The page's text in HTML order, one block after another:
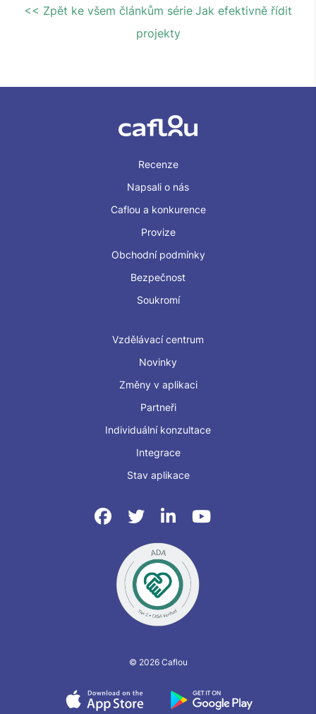
<< Zpět ke všem článkům série Jak efektivně řídit
projekty
Recenze
Napsali o nás
Caflou a konkurence
Provize
Obchodní podmínky
Bezpečnost
Soukromí
Vzdělávací centrum
Novinky
Změny v aplikaci
Partneři
Individuální konzultace
Integrace
Stav aplikace
© 2026 Caflou